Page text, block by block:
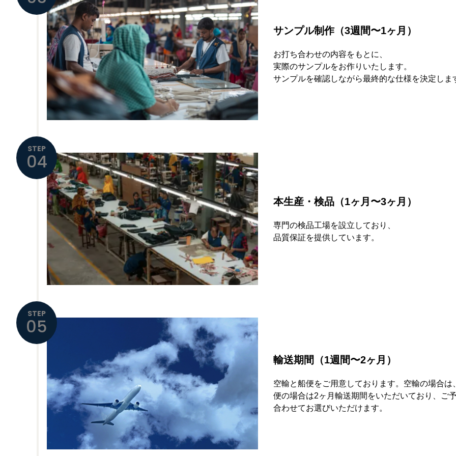
サンプル制作（3週間〜1ヶ月）
お打ち合わせの内容をもとに、
実際のサンプルをお作りいたします。
サンプルを確認しながら最終的な仕様を決定しま
STEP
04
本生産・検品（1ヶ月〜3ヶ月）
専門の検品工場を設立しており、
品質保証を提供しています。
STEP
05
輸送期間（1週間〜2ヶ月）
空輸と船便をご用意しております。空輸の場合は
便の場合は2ヶ月輸送期間をいただいており、ご
合わせてお選びいただけます。